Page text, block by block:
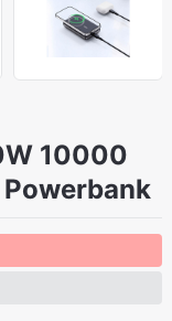
10000